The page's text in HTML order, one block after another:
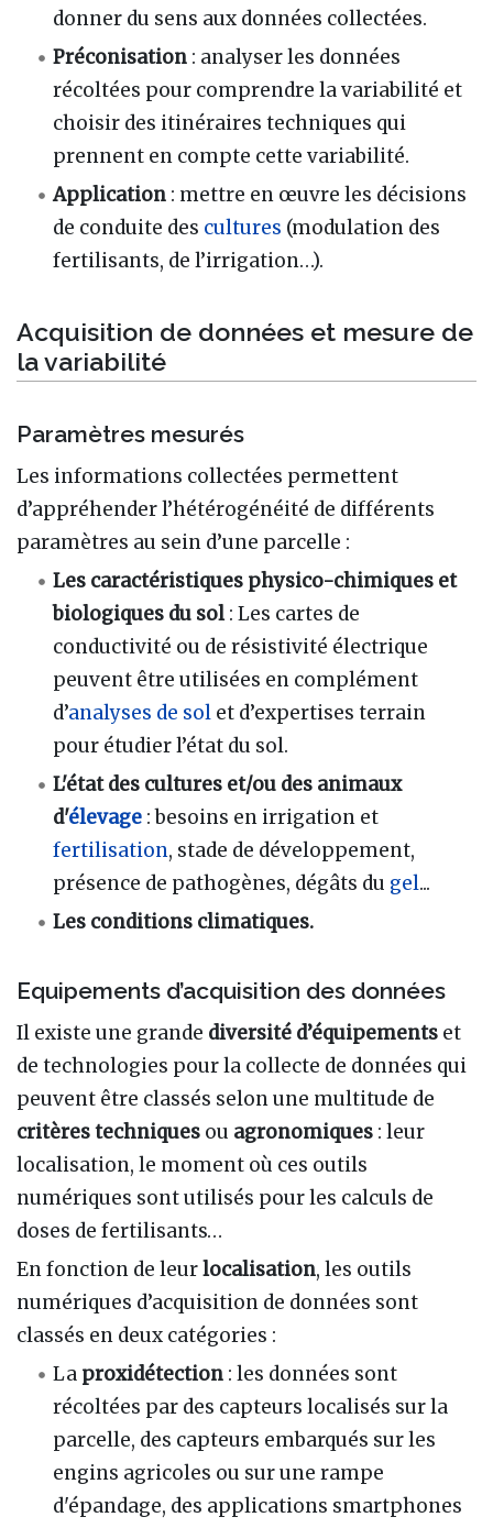
donner du sens aux données collectées.
Préconisation : analyser les données
récoltées pour comprendre la variabilité et
choisir des itinéraires techniques qui
prennent en compte cette variabilité.
Application : mettre en œuvre les décisions
de conduite des cultures (modulation des
fertilisants, de l’irrigation…).
Acquisition de données et mesure de
la variabilité
Paramètres mesurés
Les informations collectées permettent
d’appréhender l’hétérogénéité de différents
paramètres au sein d’une parcelle :
Les caractéristiques physico-chimiques et
biologiques du sol : Les cartes de
conductivité ou de résistivité électrique
peuvent être utilisées en complément
d’analyses de sol et d’expertises terrain
pour étudier l’état du sol.
L'état des cultures et/ou des animaux
d'élevage : besoins en irrigation et
fertilisation, stade de développement,
présence de pathogènes, dégâts du gel...
Les conditions climatiques.
Equipements d’acquisition des données
Il existe une grande diversité d’équipements et
de technologies pour la collecte de données qui
peuvent être classés selon une multitude de
critères techniques ou agronomiques : leur
localisation, le moment où ces outils
numériques sont utilisés pour les calculs de
doses de fertilisants…
En fonction de leurlocalisation, les outils
numériques d’acquisition de données sont
classés en deux catégories :
La proxidétection : les données sont
récoltées par des capteurs localisés sur la
parcelle, des capteurs embarqués sur les
engins agricoles ou sur une rampe
d'épandage, des applications smartphones